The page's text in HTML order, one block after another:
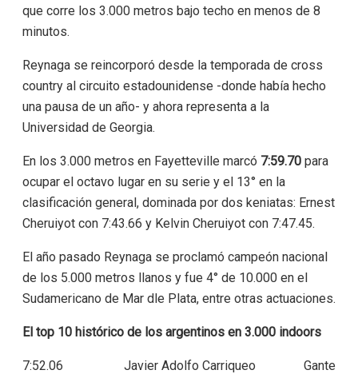
que corre los 3.000 metros bajo techo en menos de 8
minutos.
Reynaga se reincorporó desde la temporada de cross
country al circuito estadounidense -donde había hecho
una pausa de un año- y ahora representa a la
Universidad de Georgia.
En los 3.000 metros en Fayetteville marcó 7:59.70para
ocupar el octavo lugar en su serie y el 13° en la
clasificación general, dominada por dos keniatas: Ernest
Cheruiyot con 7:43.66 y Kelvin Cheruiyot con 7:47.45.
El año pasado Reynaga se proclamó campeón nacional
de los 5.000 metros llanos y fue 4° de 10.000 en el
Sudamericano de Mar dle Plata, entre otras actuaciones.
El top 10 histórico de los argentinos en 3.000 indoors
7:52.06 Javier Adolfo Carriqueo Gante